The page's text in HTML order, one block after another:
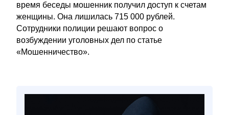
время беседы мошенник получил доступ к счетам
женщины. Она лишилась 715 000 рублей.
Сотрудники полиции решают вопрос о
возбуждении уголовных дел по статье
«Мошенничество».